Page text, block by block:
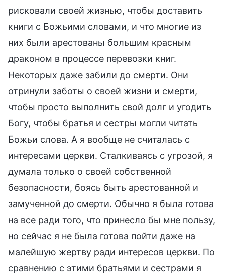
рисковали своей жизнью, чтобы доставить
книги с Божьими словами, и что многие из
них были арестованы большим красным
драконом в процессе перевозки книг.
Некоторых даже забили до смерти. Они
отринули заботы о своей жизни и смерти,
чтобы просто выполнить свой долг и угодить
Богу, чтобы братья и сестры могли читать
Божьи слова. А я вообще не считалась с
интересами церкви. Сталкиваясь с угрозой, я
думала только о своей собственной
безопасности, боясь быть арестованной и
замученной до смерти. Обычно я была готова
на все ради того, что принесло бы мне пользу,
но сейчас я не была готова пойти даже на
малейшую жертву ради интересов церкви. По
сравнению с этими братьями и сестрами я